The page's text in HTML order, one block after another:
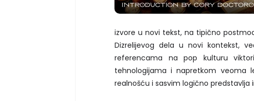
izvore u novi tekst, na tipično
Dizrelijevog dela u novi kontekst,
referencama na pop kulturu
tehnologijama i napretkom veoma
realnošću i sasvim logično